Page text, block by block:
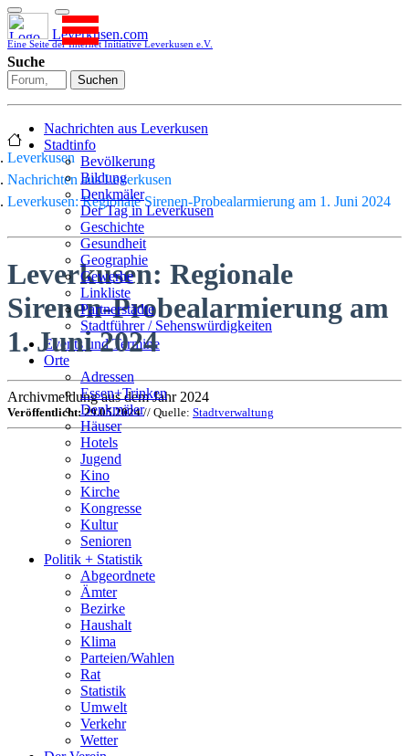
Leverkusen.com
Eine Seite der Internet Initiative Leverkusen e.V.
Suche
Suchen
Nachrichten aus Leverkusen
Stadtinfo
Bevölkerung
Bildung
Denkmäler
Der Tag in Leverkusen
Geschichte
Gesundheit
Geographie
Gewerbe
Linkliste
Partnerstädte
Stadtführer / Sehenswürdigkeiten
Stadtplan
Sport
Who is who
Wohnen
Events und Termine
Orte
Adressen
Essen+Trinken
Denkmäler
Häuser
Hotels
Jugend
Kino
Kirche
Kongresse
Kultur
Senioren
Stadtführer
Straßen
Politik + Statistik
Abgeordnete
Ämter
Bezirke
Haushalt
Klima
Parteien/Wahlen
Rat
Statistik
Umwelt
Verkehr
Wetter
Leverkusen
Nachrichten aus Leverkusen
Leverkusen: Regionale Sirenen-Probealarmierung am 1. Juni 2024
Leverkusen: Regionale
Sirenen-Probealarmierung am
1. Juni 2024
Archivmeldung aus dem Jahr 2024
Veröffentlicht: 29.05.2024// Quelle: Stadtverwaltung